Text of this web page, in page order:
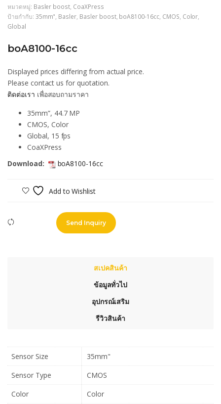
หมวดหมู่: Basler boost, CoaXPress
ป้ายกำกับ: 35mm", Basler, Basler boost, boA8100-16cc, CMOS, Color,
Global
boA8100-16cc
Displayed prices differing from actual price.
Please contact us for quotation.
ติดต่อเรา เพื่อสอบถามราคา
35mm”, 44.7 MP
CMOS, Color
Global, 15 fps
CoaXPress
Download:
boA8100-16cc
Add to Wishlist
Send Inquiry
สเปคสินค้า
ข้อมูลทั่วไป
อุปกรณ์เสริม
รีวิวสินค้า
Sensor Size
35mm"
Sensor Type
CMOS
Color
Color